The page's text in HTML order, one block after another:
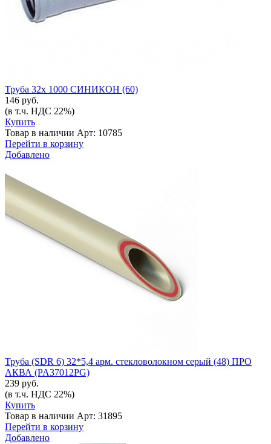
Труба 32х 1000 СИНИКОН (60)
146 руб.
(в т.ч. НДС 22%)
Купить
Товар в наличии Арт: 10785
Перейти в корзину
Добавлено
Труба (SDR 6) 32*5,4 арм. стекловолокном серый (48) ПРО
АКВА (PA37012РG)
239 руб.
(в т.ч. НДС 22%)
Купить
Товар в наличии Арт: 31895
Перейти в корзину
Добавлено